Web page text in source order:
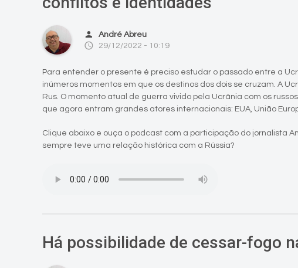
person André Abreu
access_time 29/12/2022 - 10:19
Para entender o presente é preciso estudar o passado entre a
inúmeros momentos em que os destinos dos dois se cruzam. A
Rus. O momento atual de guerra vivido pela Ucrânia com os
que agora entram grandes atores internacionais: EUA, União
Clique abaixo e ouça o podcast com a participação do jornalista
sempre teve uma relação histórica com a Rússia?
Há possibilidade de cessar-fogo